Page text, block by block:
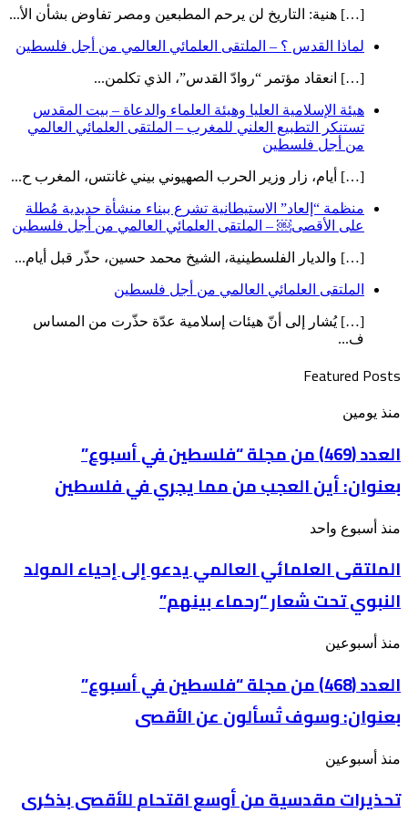
[…] هنية: التاريخ لن يرحم المطبعين ومصر تفاوض بشأن الأ...
لماذا القدس ؟ – الملتقى العلمائي العالمي من أجل فلسطين
[…] انعقاد مؤتمر “روادّ القدس”، الذي تكلمن...
هيئة الإسلامية العليا وهيئة العلماء والدعاة – بيت المقدس
تستنكر التطبيع العلني للمغرب – الملتقى العلمائي العالمي
من أجل فلسطين
[…] أيام، زار وزير الحرب الصهيوني بيني غانتس، المغرب ح...
منظمة “إلعاد” الاستيطانية تشرع ببناء منشأة حديدية مُطلة
على الأقصى￼ – الملتقى العلمائي العالمي من أجل فلسطين
[…] والديار الفلسطينية، الشيخ محمد حسين، حذّر قبل أيام...
الملتقى العلمائي العالمي من أجل فلسطين
[…] يُشار إلى أنّ هيئات إسلامية عدّة حذّرت من المساس
ف...
Featured Posts
العدد
من
مجلة
“فلسطين
في
بعنوان: أين
من
يجري
فلسطين
منذ يومين
العدد (469) من مجلة “فلسطين في أسبوع”
بعنوان: أين العجب من مما يجري في فلسطين
الملتقى
العالمي
يدعو
إلى
إحياء
المولد
النبوي
شعار
بينهم”
منذ أسبوع واحد
الملتقى العلمائي العالمي يدعو إلى إحياء المولد
النبوي تحت شعار “رحماء بينهم”
العدد
من
مجلة
“فلسطين
في
بعنوان: وسوف
عن
منذ أسبوعين
العدد (468) من مجلة “فلسطين في أسبوع”
بعنوان: وسوف تُسألون عن الأقصى
تحذيرات
من
أوسع
منذ أسبوعين
تحذيرات مقدسية من أوسع اقتحام للأقصى بذكرى